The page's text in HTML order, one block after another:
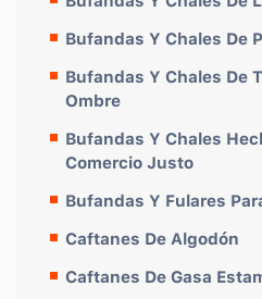
Bufandas Y Chales De
Bufandas Y Chales De
Ombre
Bufandas Y Chales
Comercio Justo
Bufandas Y Fulares
Caftanes De Algodón
Caftanes De Gasa